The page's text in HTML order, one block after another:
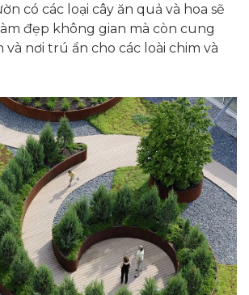
có các loại cây ăn quả và hoa sẽ
đẹp không gian mà còn cung
và nơi trú ẩn cho các loài chim và